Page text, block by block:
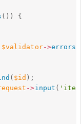
( ) )
{
$validator->errors
( $id ) ;
->input (